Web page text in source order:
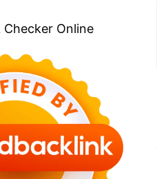
Checker Online